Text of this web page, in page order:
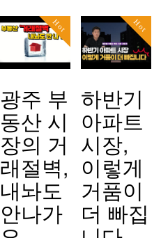
Hot
광주 부
동산 시
장의 거
래절벽,
내놔도
안나가
Hot
하반기
아파트
시장,
이렇게
거품이
더 빠집